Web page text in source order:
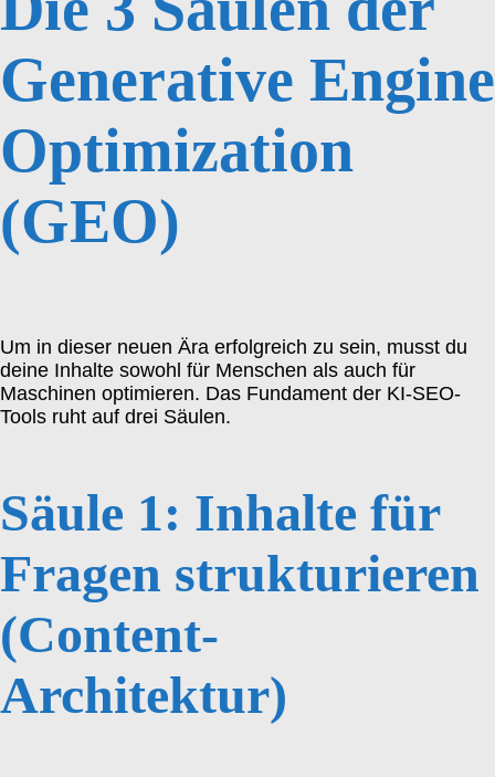
Generative Engine
Optimization
(GEO)
Um in dieser neuen Ära erfolgreich zu sein, musst du
deine Inhalte sowohl für Menschen als auch für
Maschinen optimieren. Das Fundament der KI-SEO-
Tools ruht auf drei Säulen.
Säule 1: Inhalte für
Fragen strukturieren
(Content-
Architektur)